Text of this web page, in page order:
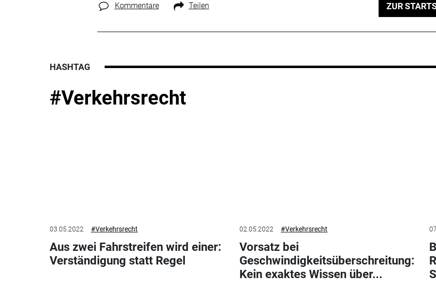
Kommentare Teilen ZUR
HASHTAG
#Verkehrsrecht
03.05.2022 #Verkehrsrecht
Aus zwei Fahrstreifen wird einer:
Verständigung statt Regel
02.05.2022 #Verkehrsrecht
Vorsatz bei
Geschwindigkeitsüberschreitung:
Kein exaktes Wissen über...